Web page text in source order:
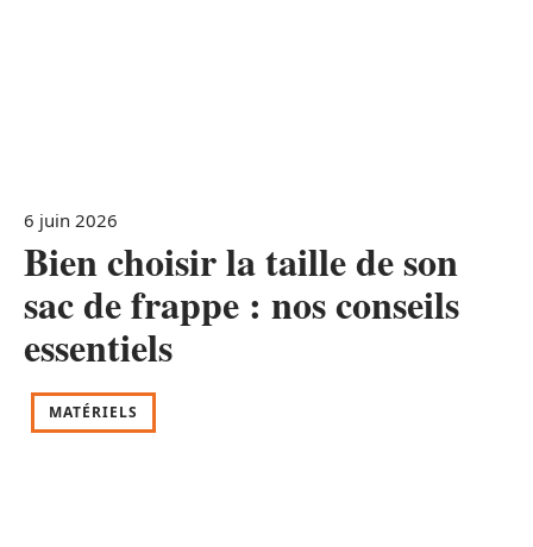
6 juin 2026
Bien choisir la taille de son
sac de frappe : nos conseils
essentiels
MATÉRIELS